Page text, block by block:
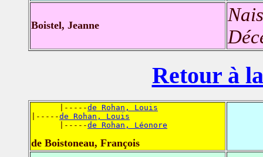
Boistel, Jeanne
Retour à
      |-----
de Rohan, Louis
|-----de Rohan, Louis
      |-----
de Rohan, Léonore
de Boistoneau, François